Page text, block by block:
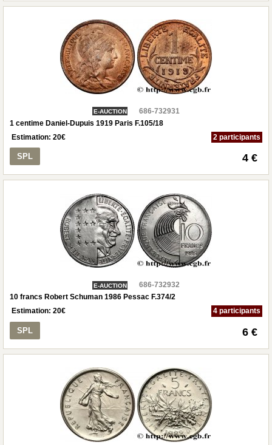
E-AUCTION
686-732931
1 centime Daniel-Dupuis 1919 Paris F.105/18
Estimation: 20€ 2 participants
SPL 4 €
E-AUCTION
686-732932
10 francs Robert Schuman 1986 Pessac F.374/2
Estimation: 20€ 4 participants
SPL 6 €